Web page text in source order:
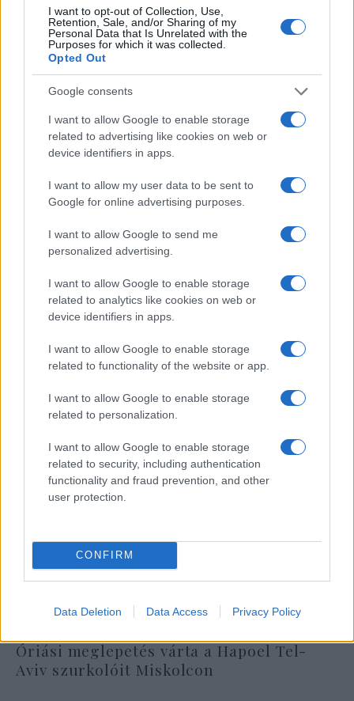
I want to opt-out of Collection, Use,
Retention, Sale, and/or Sharing of my
Personal Data that Is Unrelated with the
Purposes for which it was collected.
Opted Out
Google consents
I want to allow Google to enable storage
related to advertising like cookies on web or
device identifiers in apps.
I want to allow my user data to be sent to
Google for online advertising purposes.
I want to allow Google to send me
personalized advertising.
I want to allow Google to enable storage
related to analytics like cookies on web or
device identifiers in apps.
I want to allow Google to enable storage
related to functionality of the website or app.
I want to allow Google to enable storage
related to personalization.
I want to allow Google to enable storage
related to security, including authentication
functionality and fraud prevention, and other
user protection.
CONFIRM
Data Deletion Data Access Privacy Policy
Egy különleges családi járattal 140 új
alijázó érkezett Izraelbe
Óriási meglepetés várta a Hapoel Tel-
Aviv szurkolóit Miskolcon